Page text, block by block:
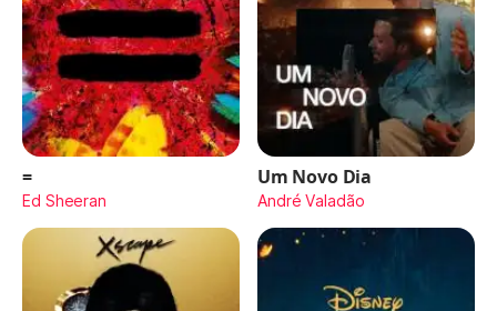
=
Ed Sheeran
Um Novo Dia
André Valadão